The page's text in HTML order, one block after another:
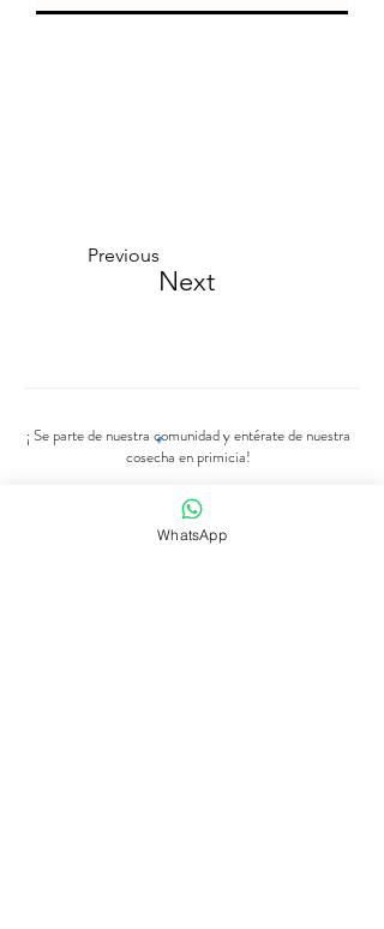
Next
Previous
¡ Se parte de nuestra comunidad y entérate de nuestra
cosecha en primicia!
WhatsApp